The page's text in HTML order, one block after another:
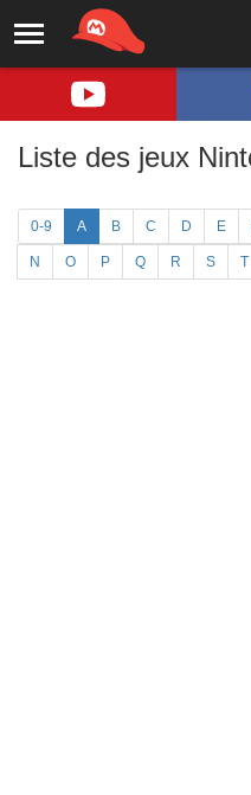
Liste des jeux
0-9 A B C D E
N O P Q R S T